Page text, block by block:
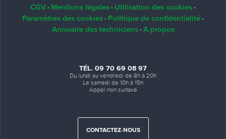
CGV - Mentions légales - Utilisation des cookies -
Paramètres des cookies - Politique de confidentialité -
Annuaire des techniciens- A propos
TÉL. 09 70 69 08 97
Du lundi au vendredi de 8h à 20h
Le samedi de 10h à 15h
Appel non surtaxé
CONTACTEZ-NOUS